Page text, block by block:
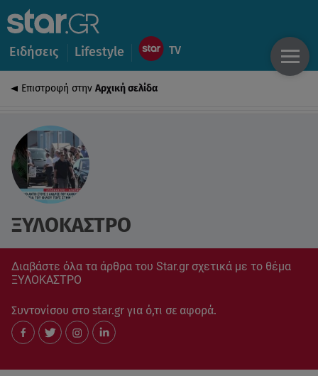
Ειδήσεις Lifestyle
Επιστροφή στην Αρχική σελίδα
ΞΥΛΟΚΑΣΤΡΟ
Διαβάστε όλα τα άρθρα του Star.gr σχετικά με το θέμα
ΞΥΛΟΚΑΣΤΡΟ
Συντονίσου στο star.gr για ό,τι σε αφορά.